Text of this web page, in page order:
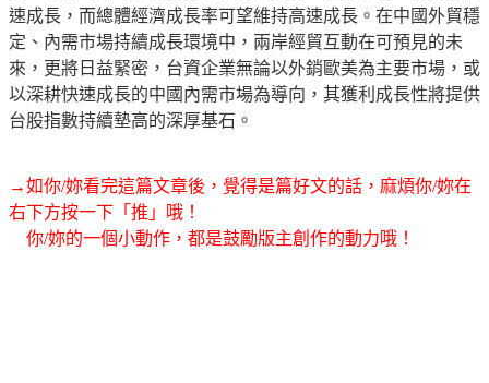
速成長，而總體經濟成長率可望維持高速成長。在中國外貿穩
定、內需市場持續成長環境中，兩岸經貿互動在可預見的未
來，更將日益緊密，台資企業無論以外銷歐美為主要市場，或
以深耕快速成長的中國內需市場為導向，其獲利成長性將提供
台股指數持續墊高的深厚基石。
→如你/妳看完這篇文章後，覺得是篇好文的話，麻煩你/妳在
右下方按一下「推」哦！
你/妳的一個小動作，都是鼓勵版主創作的動力哦！